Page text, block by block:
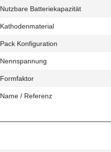
Nutzbare Batteriekapazität
Kathodenmaterial
Pack Konfiguration
Nennspannung
Formfaktor
Name / Referenz